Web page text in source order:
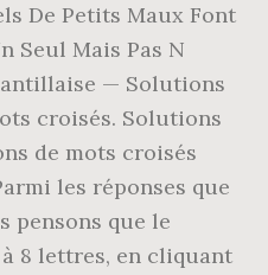
De Petits Maux Font
Seul Mais Pas N
— Solutions
croisés. Solutions
de mots croisés
les réponses que
pensons que le
8 lettres, en cliquant